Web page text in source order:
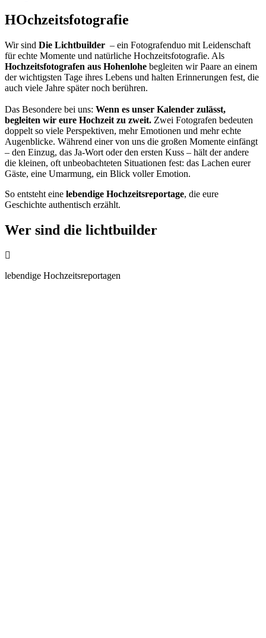
HOchzeitsfotografie
Wir sind Die Lichtbuilder – ein Fotografenduo mit Leidenschaft
für echte Momente und natürliche Hochzeitsfotografie. Als
Hochzeitsfotografen aus Hohenlohe begleiten wir Paare an einem
der wichtigsten Tage ihres Lebens und halten Erinnerungen fest, die
auch viele Jahre später noch berühren.
Das Besondere bei uns: Wenn es unser Kalender zulässt,
begleiten wir eure Hochzeit zu zweit. Zwei Fotografen bedeuten
doppelt so viele Perspektiven, mehr Emotionen und mehr echte
Augenblicke. Während einer von uns die großen Momente einfängt
– den Einzug, das Ja-Wort oder den ersten Kuss – hält der andere
die kleinen, oft unbeobachteten Situationen fest: das Lachen eurer
Gäste, eine Umarmung, ein Blick voller Emotion.
So entsteht eine lebendige Hochzeitsreportage, die eure
Geschichte authentisch erzählt.
Wer sind die lichtbuilder
lebendige Hochzeitsreportagen